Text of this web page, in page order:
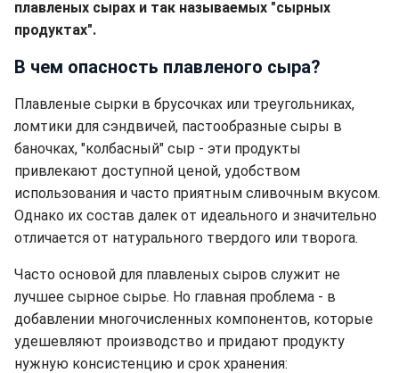
плавленых сырах и так называемых "сырных
продуктах".
В чем опасность плавленого сыра?
Плавленые сырки в брусочках или треугольниках,
ломтики для сэндвичей, пастообразные сыры в
баночках, "колбасный" сыр - эти продукты
привлекают доступной ценой, удобством
использования и часто приятным сливочным вкусом.
Однако их состав далек от идеального и значительно
отличается от натурального твердого или творога.
Часто основой для плавленых сыров служит не
лучшее сырное сырье. Но главная проблема - в
добавлении многочисленных компонентов, которые
удешевляют производство и придают продукту
нужную консистенцию и срок хранения: